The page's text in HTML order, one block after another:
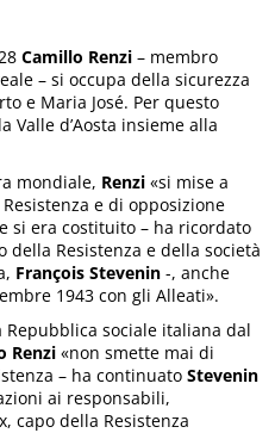
Camillo Renzi – membro
– si occupa della sicurezza
e Maria José. Per questo
Valle d’Aosta insieme alla
mondiale, Renzi «si mise a
e di opposizione
si era costituito – ha ricordato
della Resistenza e della società
François Stevenin -, anche
1943 con gli Alleati».
sociale italiana dal
Renzi «non smette mai di
– ha continuatoStevenin
ai responsabili,
capo della Resistenza